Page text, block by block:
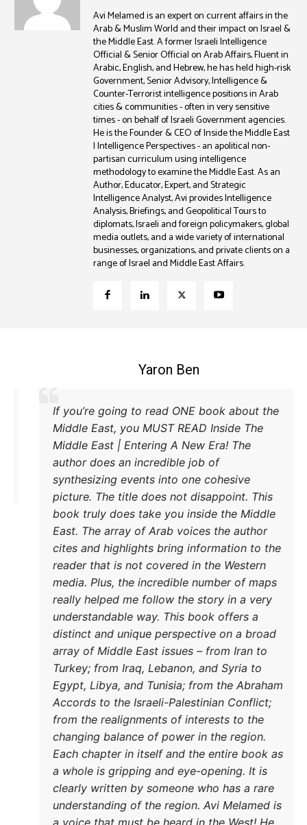
Avi Melamed is an expert on current affairs in the
Arab & Muslim World and their impact on Israel &
the Middle East. A former Israeli Intelligence
Official & Senior Official on Arab Affairs, Fluent in
Arabic, English, and Hebrew, he has held high-risk
Government, Senior Advisory, Intelligence &
Counter-Terrorist intelligence positions in Arab
cities & communities - often in very sensitive
times - on behalf of Israeli Government agencies.
He is the Founder & CEO of Inside the Middle East
| Intelligence Perspectives - an apolitical non-
partisan curriculum using intelligence
methodology to examine the Middle East. As an
Author, Educator, Expert, and Strategic
Intelligence Analyst, Avi provides Intelligence
Analysis, Briefings, and Geopolitical Tours to
diplomats, Israeli and foreign policymakers, global
media outlets, and a wide variety of international
businesses, organizations, and private clients on a
range of Israel and Middle East Affairs.
If
picture.
book
East.
cites
reader
media.
really
distinct
array
Egypt,
Each
a
clearly
Coleman B. Levy
explanation of the power struggle
and Turkey and their respective
to try and achieve their goals. A
DONATE TODAY